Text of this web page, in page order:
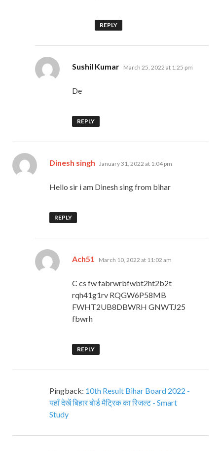
REPLY
Sushil Kumar says:
March 25, 2022 at 1:25 pm
De
REPLY
Dinesh singh says:
January 31, 2022 at 1:04 pm
Hello sir i am Dinesh sing from bihar
REPLY
Ach51 says:
March 10, 2022 at 11:02 am
C cs fw fabrwrbfwbt2ht2b2t
rqh41g1rv RQGW6P58MB
FWHT2UB8DBWRH GNWTJ25
fbwrh
REPLY
Pingback: 10th Result Bihar Board 2022 -
यहाँ देखें बिहार बोर्ड मैट्रिक का रिजल्ट - Smart
Study